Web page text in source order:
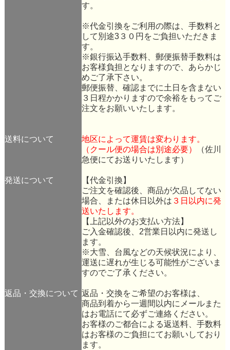
す。
※代金引換をご利用の際は、手数料と
して別途3３０円をご負担いただきま
す。
※銀行振込手数料、郵便振替手数料は
お客様負担となりますので、あらかじ
めご了承下さい。
郵便振替、確認までに土日を含まない
３日程かかりますので余裕をもってご
注文をお願いいたします。
送料について
地区によって運賃は変わります。
（クール便の場合は別途必要）
（佐川
急便にてお送りいたします）
発送について
【代金引換】
ご注文を確認後、商品が欠品してない
場合、または休日以外は ３日以内に発
送いたします。
【上記以外のお支払い方法】
ご入金確認後、2営業日以内に発送し
ます。
※大雪、台風などの天候状況により、
運送に遅れが生じる可能性がございま
すのでご了承ください。
返品・交換について 返品・交換をご希望のお客様は、
商品到着から一週間以内にメールまた
はお電話にて必ずご連絡ください。
お客様のご都合による返送料、手数料
はお客様のご負担にてお願いしており
ます。